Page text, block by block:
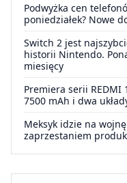
Podwyżka cen
poniedziałek? Nowe
Switch 2 jest
historii Nintendo.
miesięcy
Premiera serii REDMI
7500 mAh i dwa
Meksyk idzie na
zaprzestaniem